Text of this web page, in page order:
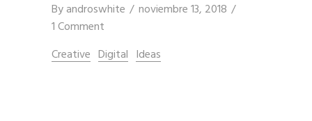
Byandroswhite
noviembre 13, 2018
1 Comment
Creative Digital Ideas